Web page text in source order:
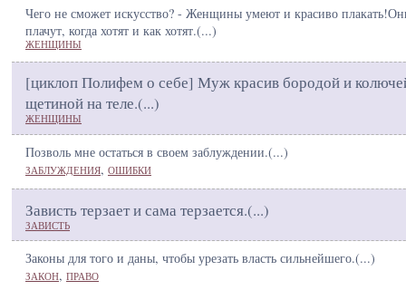
Чего не сможет искусство? - Женщины умеют и красиво
плачут, когда хотят и как хотят.(...)
ЖЕНЩИНЫ
[циклоп Полифем о себе] Муж красив бородой и
щетиной на теле.(...)
ЖЕНЩИНЫ
Позволь мне остаться в своем заблуждении.(...)
ЗАБЛУЖДЕНИЯ, ОШИБКИ
Зависть терзает и сама терзается.(...)
ЗАВИСТЬ
Законы для того и даны, чтобы урезать власть сильнейшего.(...)
ЗАКОН, ПРАВО